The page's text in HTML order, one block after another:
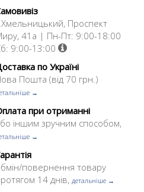
Проспект
41а | Пн-Пт: 9:00-18:00
9:00-13:00
по Україні
Пошта (від 70 грн.)
→
при отриманні
іншим зручним способом,
→
повернення товару
14 днів,детальніше →